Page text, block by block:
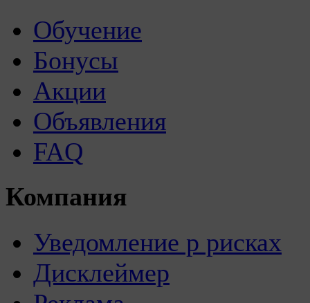
Обучение
Бонусы
Акции
Объявления
FAQ
Компания
Уведомление р рисках
Дисклеймер